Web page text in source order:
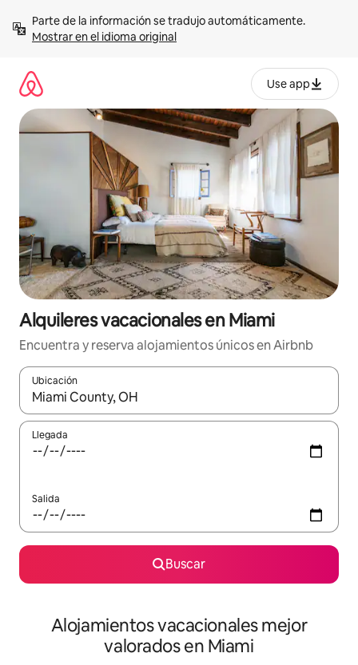
contenidoMostrar en el idioma original
Use app
Alquileres vacacionales en Miami
Encuentra y reserva alojamientos únicos en Airbnb
Ubicación
Cuando los resultados estén disponibles, navega con las
Llegada
Salida
Buscar
Alojamientos vacacionales mejor
valorados en Miami